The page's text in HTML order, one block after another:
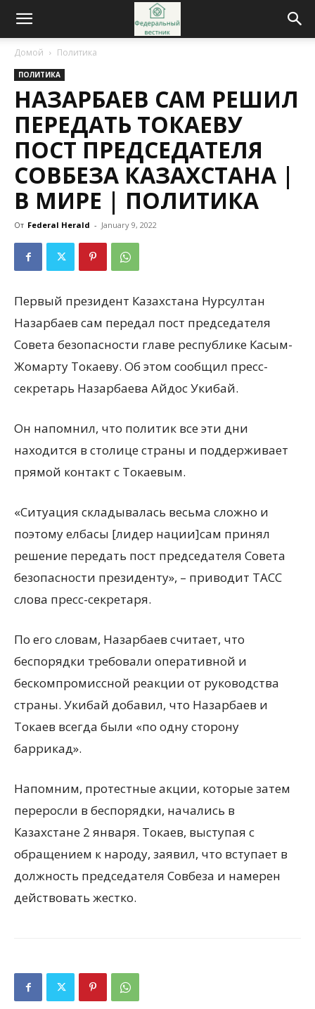
Домой Политика
ПОЛИТИКА
НАЗАРБАЕВ САМ РЕШИЛ
ПЕРЕДАТЬ ТОКАЕВУ
ПОСТ ПРЕДСЕДАТЕЛЯ
СОВБЕЗА КАЗАХСТАНА |
В МИРЕ | ПОЛИТИКА
От Federal Herald - January 9, 2022
Первый президент Казахстана Нурсултан
Назарбаев сам передал пост председателя
Совета безопасности главе республике Касым-
Жомарту Токаеву. Об этом сообщил пресс-
секретарь Назарбаева Айдос Укибай.
Он напомнил, что политик все эти дни
находится в столице страны и поддерживает
прямой контакт с Токаевым.
«Ситуация складывалась весьма сложно и
поэтому елбасы [лидер нации]сам принял
решение передать пост председателя Совета
безопасности президенту», – приводит ТАСС
слова пресс-секретаря.
По его словам, Назарбаев считает, что
беспорядки требовали оперативной и
бескомпромиссной реакции от руководства
страны. Укибай добавил, что Назарбаев и
Токаев всегда были «по одну сторону
баррикад».
Напомним, протестные акции, которые затем
переросли в беспорядки, начались в
Казахстане 2 января. Токаев, выступая с
обращением к народу, заявил, что вступает в
должность председателя Совбеза и намерен
действовать жестко.